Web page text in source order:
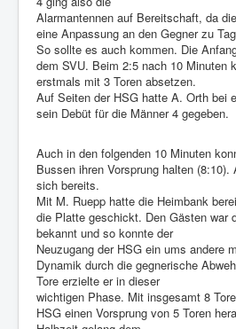
Alarmantennen auf Bereitschaft, da
eine Anpassung an den Gegner zu
So sollte es auch kommen. Die
dem SVU. Beim 2:5 nach 10 Minuten
erstmals mit 3 Toren absetzen.
Auf Seiten der HSG hatte A. Orth bei
sein Debüt für die Männer 4 gegeben.
Auch in den folgenden 10 Minuten
Bussen ihren Vorsprung halten
sich bereits.
Mit M. Ruepp hatte die Heimbank
die Platte geschickt. Den Gästen war
bekannt und so konnte der
Neuzugang der HSG ein ums andere
Dynamik durch die gegnerische
Tore erzielte er in dieser
wichtigen Phase. Mit insgesamt 8
HSG einen Vorsprung von 5 Toren